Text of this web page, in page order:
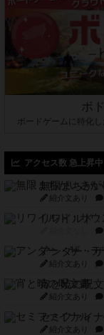
ボ
ボードゲームに特化
アクセス数 急上昇中
無限まちがい
紹介文あり
紹介文あり
宵と暁の呪
紹介文あり
紹介文あり